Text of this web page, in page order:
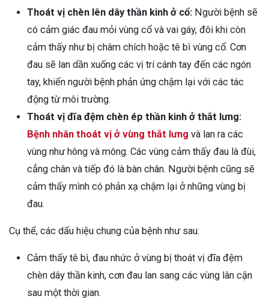
Thoát vị chèn lên dây thần kinh ở cổ: Người bệnh sẽ
có cảm giác đau mỏi vùng cổ và vai gáy, đôi khi còn
cảm thấy như bị châm chích hoặc tê bì vùng cổ. Cơn
đau sẽ lan dần xuống các vị trí cánh tay đến các ngón
tay, khiến người bệnh phản ứng chậm lại với các tác
động từ môi trường.
Thoát vị đĩa đệm chèn ép thần kinh ở thắt lưng:
Bệnh nhân thoát vị ở vùng thắt lưng và lan ra các
vùng như hông và mông. Các vùng cảm thấy đau là đùi,
cẳng chân và tiếp đó là bàn chân. Người bệnh cũng sẽ
cảm thấy mình có phản xạ chậm lại ở những vùng bị
đau.
Cụ thể, các dấu hiệu chung của bệnh như sau:
Cảm thấy tê bì, đau nhức ở vùng bị thoát vị đĩa đệm
chèn dây thần kinh, cơn đau lan sang các vùng lân cận
sau một thời gian.